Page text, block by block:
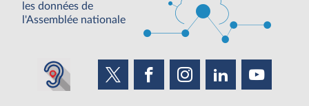
les données de
l'Assemblée nationale